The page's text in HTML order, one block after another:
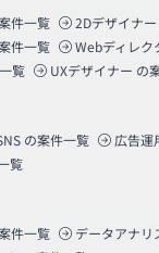
件一覧 2Dデザイナー
件一覧 Webディレク
覧 UXデザイナー の
の案件一覧 広告運
覧
件一覧 データアナリ